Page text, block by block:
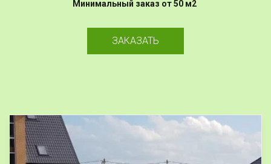
Минимальный заказ от 50 м2
ЗАКАЗАТЬ